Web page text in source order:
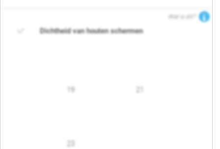
Wat is dit?
Dichtheid van houten schermen
19